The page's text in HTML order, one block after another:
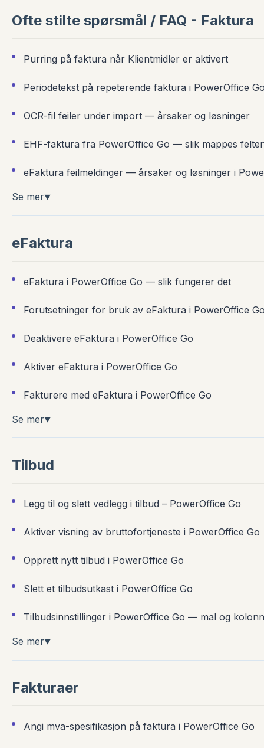
Ofte stilte spørsmål / FAQ - Faktura
Purring på faktura når Klientmidler er aktivert
Periodetekst på repeterende faktura i PowerOffice
OCR-fil feiler under import — årsaker og løsninger
EHF-faktura fra PowerOffice Go — slik mappes
eFaktura feilmeldinger — årsaker og løsninger i
Se mer▼
eFaktura
eFaktura i PowerOffice Go — slik fungerer det
Forutsetninger for bruk av eFaktura i PowerOffice
Deaktivere eFaktura i PowerOffice Go
Aktiver eFaktura i PowerOffice Go
Fakturere med eFaktura i PowerOffice Go
Se mer▼
Tilbud
Legg til og slett vedlegg i tilbud – PowerOffice Go
Aktiver visning av bruttofortjeneste i PowerOffice Go
Opprett nytt tilbud i PowerOffice Go
Slett et tilbudsutkast i PowerOffice Go
Tilbudsinnstillinger i PowerOffice Go — mal og
Se mer▼
Fakturaer
Angi mva-spesifikasjon på faktura i PowerOffice Go